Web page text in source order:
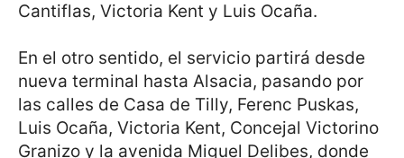
Cantiflas, Victoria Kent y Luis Ocaña.
En el otro sentido, el servicio partirá desde
nueva terminal hasta Alsacia, pasando por
las calles de Casa de Tilly, Ferenc Puskas,
Luis Ocaña, Victoria Kent, Concejal Victorino
Granizo y la avenida Miguel Delibes, donde